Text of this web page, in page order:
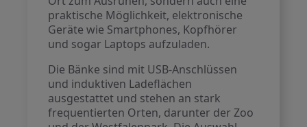
praktische Möglichkeit, elektronische
Geräte wie Smartphones, Kopfhörer
und sogar Laptops aufzuladen.
Die Bänke sind mit USB-Anschlüssen
und induktiven Ladeflächen
ausgestattet und stehen an stark
frequentierten Orten, darunter der Zoo